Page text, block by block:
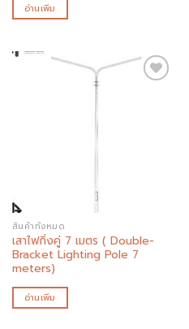
อ่านเพิ่ม
สินค้าทั้งหมด
เสาไฟกิ่งคู่ 7 เมตร ( Double-
Bracket Lighting Pole 7
meters)
อ่านเพิ่ม